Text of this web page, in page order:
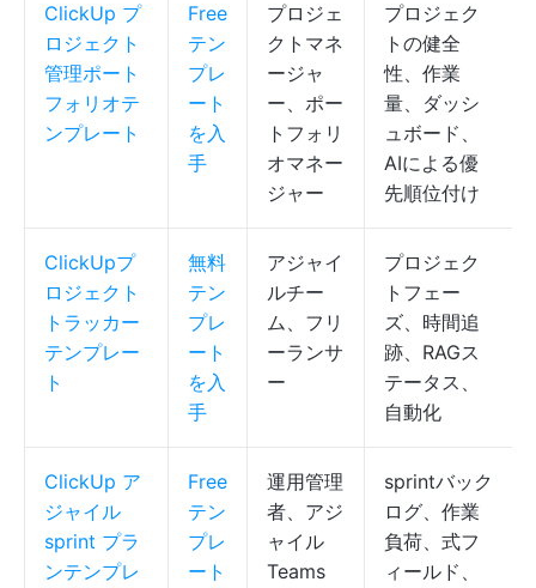
ClickUp プ
ロジェクト
管理ポート
フォリオテ
ンプレート
Free
テン
プレ
ート
を入
手
プロジェ
クトマネ
ージャ
ー、ポー
トフォリ
オマネー
ジャー
プロジェク
トの健全
性、作業
量、ダッシ
ュボード、
AIによる優
先順位付け
ClickUpプ
ロジェクト
トラッカー
テンプレー
ト
無料
テン
プレ
ート
を入
手
アジャイ
ルチー
ム、フリ
ーランサ
ー
プロジェク
トフェー
ズ、時間追
跡、RAGス
テータス、
自動化
ClickUp ア
ジャイル
sprint プラ
ンテンプレ
Free
テン
プレ
ート
運用管理
者、アジ
ャイル
Teams
sprintバック
ログ、作業
負荷、式フ
ィールド、